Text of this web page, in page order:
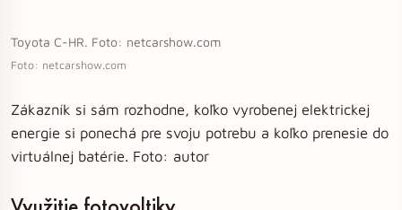
Toyota C-HR. Foto: netcarshow.com
Foto: netcarshow.com
Zákazník si sám rozhodne, koľko vyrobenej elektrickej
energie si ponechá pre svoju potrebu a koľko prenesie do
virtuálnej batérie. Foto: autor